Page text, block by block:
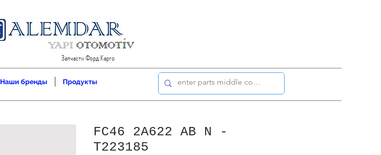
Запчасти Форд Карго
Наши бренды Продукты
FC46 2A622 AB N -
T223185